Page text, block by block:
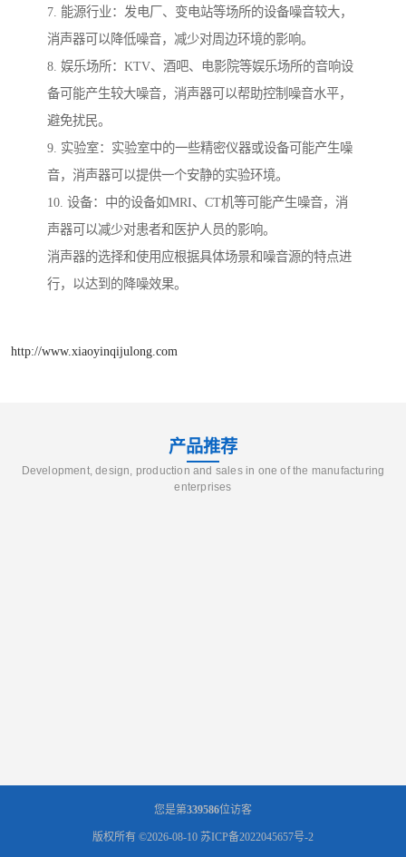
7. 能源行业：发电厂、变电站等场所的设备噪音较大，
消声器可以降低噪音，减少对周边环境的影响。
8. 娱乐场所：KTV、酒吧、电影院等娱乐场所的音响设
备可能产生较大噪音，消声器可以帮助控制噪音水平，
避免扰民。
9. 实验室：实验室中的一些精密仪器或设备可能产生噪
音，消声器可以提供一个安静的实验环境。
10. 设备：中的设备如MRI、CT机等可能产生噪音，消
声器可以减少对患者和医护人员的影响。
消声器的选择和使用应根据具体场景和噪音源的特点进
行，以达到的降噪效果。
http://www.xiaoyinqijulong.com
产品推荐
Development, design, production and sales in one of the manufacturing
enterprises
您是第339586位访客
版权所有 ©2026-08-10 苏ICP备2022045657号-2